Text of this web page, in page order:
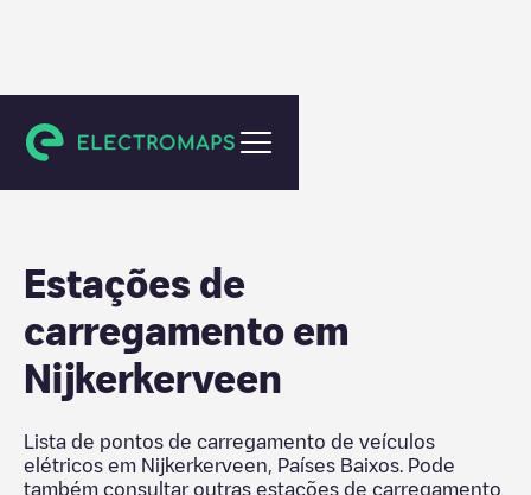
Nijkerk
Estações de
carregamento em
Nijkerkerveen
Lista de pontos de carregamento de veículos
elétricos em Nijkerkerveen Países Baixos . Pode
também consultar outras estações de carregamento